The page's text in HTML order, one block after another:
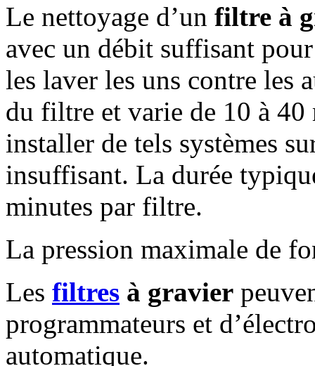
Le nettoyage d’un filtre à
avec un débit suffisant
les laver les uns contre les
du filtre et varie de 10 à 40
installer de tels systèmes
insuffisant. La durée
minutes par filtre.
La pression maximale de
Les filtres à gravier
programmateurs et
automatique.